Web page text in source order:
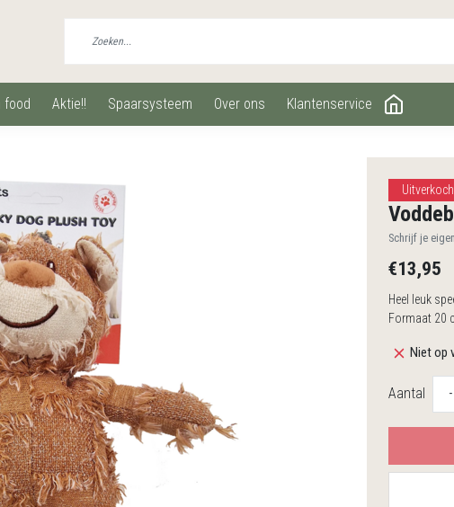
food aktie!! spaarsysteem over ons klantenservice
Schrijf je
€13,95
Heel leuk
Formaat 20
Niet op
Aantal -